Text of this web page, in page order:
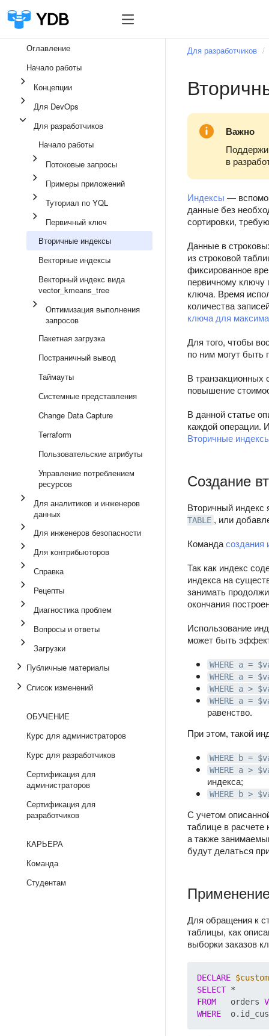
Оглавление
Начало работы
Концепции
Для DevOps
Для разработчиков
Начало работы
Потоковые запросы
Примеры приложений
Туториал по YQL
Первичный ключ
Вторичные индексы
Векторные индексы
Векторный индекс вида
vector_kmeans_tree
Оптимизация выполнения
запросов
Пакетная загрузка
Постраничный вывод
Таймауты
Системные представления
Change Data Capture
Terraform
Пользовательские атрибуты
Управление потреблением
ресурсов
Для аналитиков и инженеров
данных
Для инженеров безопасности
Для контрибьюторов
Справка
Рецепты
Диагностика проблем
Вопросы и ответы
Загрузки
Публичные материалы
Список изменений
ОБУЧЕНИЕ
Курс для администраторов
Курс для разработчиков
Сертификация для
администраторов
Сертификация для
разработчиков
КАРЬЕРА
Команда
Студентам
Для разработчиков
Важно
в
Индексы —
данные без
сортировки,
Данные в
из строковой
фиксированное
первичному ключу
ключа. Время
количества
ключа для
Для того, чтобы
по ним могут
В транзакционных
повышение
В данной статье
каждой операции.
Вторичные
Создание
Вторичный
TABLE , или
Командасоздания
Так как индекс
индекса на
занимать
окончания
Использование
может быть
WHERE a =
WHERE a =
WHERE a >
WHERE a =
равенство.
При этом, такой
WHERE b =
WHERE a >
индекса;
WHERE b >
С учетом
таблице в
а также
будут делаться
Для обращения к
таблицы, как
выборки заказов
DECLARE
SELECT
FROM
   orders
WHERE